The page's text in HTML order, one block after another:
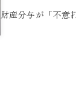
財産分与が「不意